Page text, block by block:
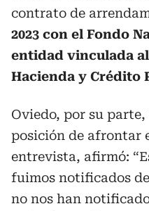
contrato de
2023 con el Fondo
entidad vinculada
Hacienda y Crédito
Oviedo, por su
posición de afrontar
entrevista, afirmó:
fuimos notificados
no nos han